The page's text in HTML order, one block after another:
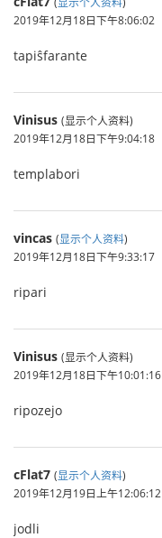
2019年12月18日下午8:06:02
tapiŝfarante
Vinisus (显示个人资料)
2019年12月18日下午9:04:18
templabori
vincas (显示个人资料)
2019年12月18日下午9:33:17
ripari
Vinisus (显示个人资料)
2019年12月18日下午10:01:16
ripozejo
cFlat7 (显示个人资料)
2019年12月19日上午12:06:12
jodli